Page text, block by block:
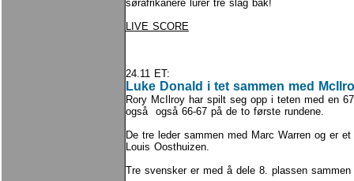
sørafrikanere lurer tre slag bak!
LIVE SCORE
24.11 ET:
Luke Donald i tet sammen med
Rory McIlroy har spilt seg opp i teten med en
også også 66-67 på de to første rundene.
De tre leder sammen med Marc Warren og er
Louis Oosthuizen.
Tre svensker er med å dele 8. plassen sammen